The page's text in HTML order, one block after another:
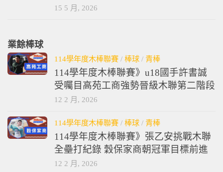
15 5 月, 2026
業餘棒球
114學年度木棒聯賽 / 棒球 / 青棒
114學年度木棒聯賽》u18國手許書誠
受囑目高苑工商強勢晉級木聯第二階段
12 2 月, 2026
114學年度木棒聯賽 / 棒球 / 青棒
114學年度木棒聯賽》張乙安挑戰木聯
全壘打紀錄 穀保家商朝冠軍目標前進
12 2 月, 2026